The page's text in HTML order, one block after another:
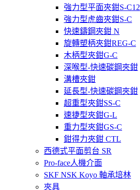
強力型平面夾鉗S-C12
強力型虎齒夾鉗S-C
快速鑄鋼夾鉗 N
旋轉塑柄夾鉗REG-C
木柄型夾鉗G-C
深喉型-快速碳鋼夾鉗
溝槽夾鉗
延長型-快速碳鋼夾鉗
超重型夾鉗SS-C
速捷型夾鉗G-L
重力型夾鉗GS-C
鉗得力夾鉗 CTL
西德式平面剪台 SR
Pro-face人機介面
SKF NSK Koyo 軸承培林
夾具